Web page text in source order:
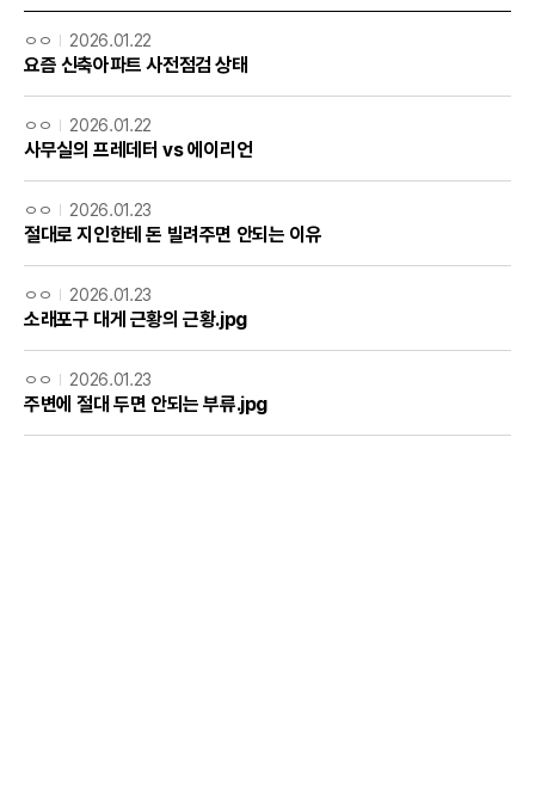
ㅇㅇ 2026.01.22
요즘 신축아파트 사전점검 상태
ㅇㅇ 2026.01.22
사무실의 프레데터 vs 에이리언
ㅇㅇ 2026.01.23
절대로 지인한테 돈 빌려주면 안되는 이유
ㅇㅇ 2026.01.23
소래포구 대게 근황의 근황.jpg
ㅇㅇ 2026.01.23
주변에 절대 두면 안되는 부류.jpg